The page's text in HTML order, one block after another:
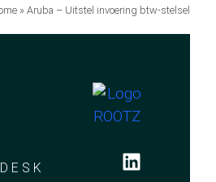
» Aruba – Uitstel invoering btw-stelsel